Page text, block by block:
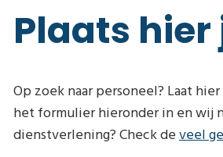
Plaats
Op zoek naar personeel? Laat
het formulier hieronder in en wij
dienstverlening? Check deveel